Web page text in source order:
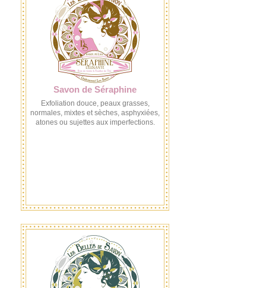
Savon de Séraphine
Exfoliation douce, peaux grasses,
normales, mixtes et sèches, asphyxiées,
atones ou sujettes aux imperfections.